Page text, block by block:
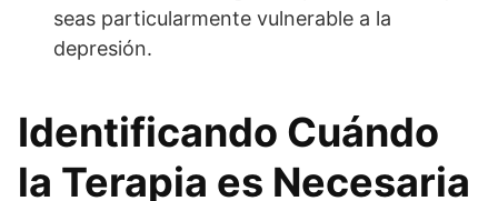
seas particularmente vulnerable a la
depresión.
Identificando Cuándo
la Terapia es Necesaria